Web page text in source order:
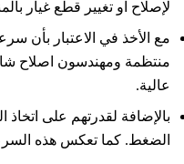
لإصلاح او تغيير قطع غيار
مع الأخذ في الاعتبار بأن
منتظمة ومهندسون اصلاح
عالية.
بالإضافة لقدرتهم على اتخاذ
الضغط. كما تعكس هذه